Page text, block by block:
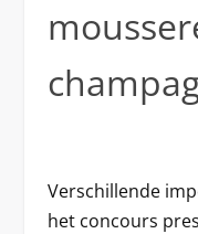
Verschillende
het concours